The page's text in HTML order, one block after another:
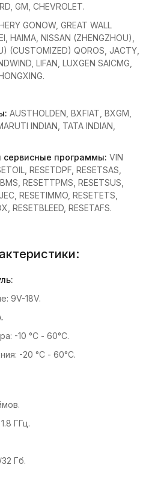
GM, CHEVROLET.
GONOW, GREAT WALL
HAIMA, NISSAN (ZHENGZHOU),
(CUSTOMIZED) QOROS, JACTY,
LIFAN, LUXGEN SAICMG,
AUSTHOLDEN, BXFIAT, BXGM,
INDIAN, TATA INDIAN,
программы: VIN
RESETDPF, RESETSAS,
RESETTPMS, RESETSUS,
RESETIMMO, RESETETS,
RESETBLEED, RESETAFS.
9V-18V.
-10 °С - 60°С.
-20 °С - 60°С.
ГГц.
Гб.